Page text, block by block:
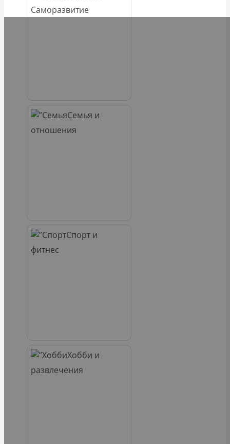
Саморазвитие
Семья и
отношения
Спорт и
фитнес
Хобби и
развлечения